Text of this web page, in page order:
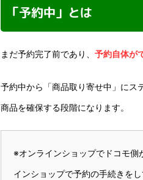
「予約中」とは
まだ予約完了前であり、 予約自体が
予約中から「商品取り寄せ中」にス
商品を確保する段階になります。
※オンラインショップでドコモ側
インショップで予約の手続きを